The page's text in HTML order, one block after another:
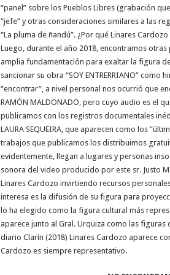
“panel” sobre los Pueblos Libres (grabación
“jefe” y otras consideraciones similares a las
“La pluma de ñandú”. ¿Por qué Linares
Luego, durante el año 2018, encontramos
amplia fundamentación para exaltar la figura
sancionar su obra “SOY ENTRERRIANO”
“encontrar”, a nivel personal nos ocurrió que
RAMÓN MALDONADO, pero cuyo audio es el
publicamos con los registros documentales
LAURA SEQUEIRA, que aparecen como los
trabajos que publicamos los distribuimos
evidentemente, llegan a lugares y personas
sonora del video producido por este sr. Justo
Linares Cardozo invirtiendo recursos
interesa es la difusión de su figura para
lo ha elegido como la figura cultural más
aparece junto al Gral. Urquiza como las figuras
diario Clarín (2018) Linares Cardozo aparece
Cardozo es siempre representativo.